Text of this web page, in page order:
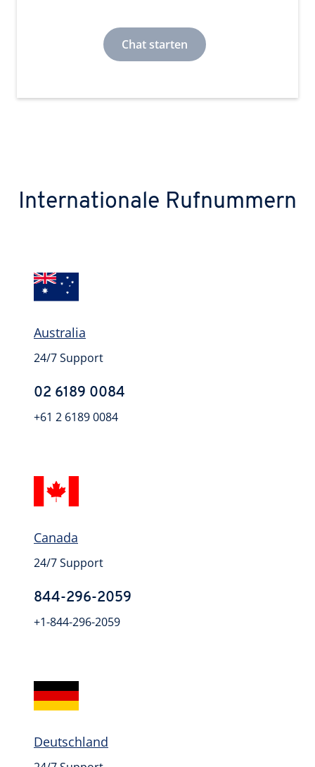
Chat starten
Internationale Rufnummern
Australia
24/7 Support
02 6189 0084
+61 2 6189 0084
Canada
24/7 Support
844-296-2059
+1-844-296-2059
Deutschland